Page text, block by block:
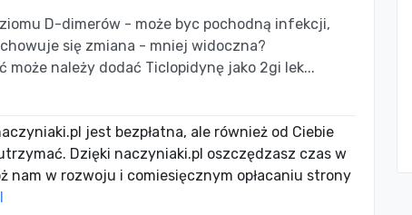
D-dimerów - może byc pochodną infekcji,
się zmiana - mniej widoczna?
może należy dodać Ticlopidynę jako 2gi lek...
jest bezpłatna, ale również od Ciebie
Dzięki naczyniaki.pl oszczędzasz czas w
nam w rozwoju i comiesięcznym opłacaniu strony